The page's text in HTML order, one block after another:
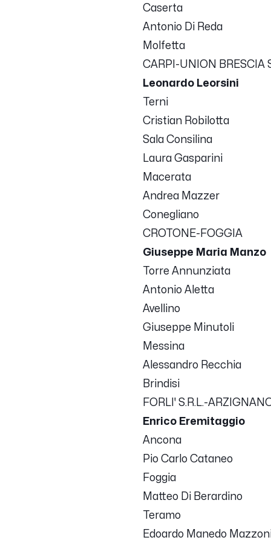
Caserta
Antonio Di Reda
Molfetta
CARPI-UNION BRESCIA
Leonardo Leorsini
Terni
Cristian Robilotta
Sala Consilina
Laura Gasparini
Macerata
Andrea Mazzer
Conegliano
CROTONE-FOGGIA
Giuseppe Maria Manzo
Torre Annunziata
Antonio Aletta
Avellino
Giuseppe Minutoli
Messina
Alessandro Recchia
Brindisi
FORLI' S.R.L.-
Enrico Eremitaggio
Ancona
Pio Carlo Cataneo
Foggia
Matteo Di Berardino
Teramo
Edoardo Manedo